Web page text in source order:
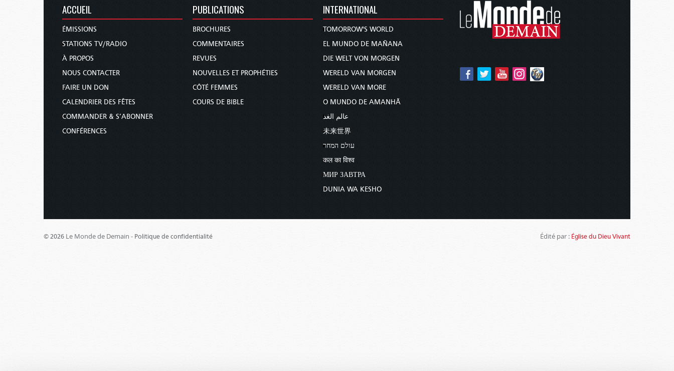
ACCUEIL
ÉMISSIONS
STATIONS TV/RADIO
À PROPOS
NOUS CONTACTER
FAIRE UN DON
CALENDRIER DES FÊTES
COMMANDER & S’ABONNER
CONFÉRENCES
PUBLICATIONS
BROCHURES
COMMENTAIRES
REVUES
NOUVELLES ET PROPHÉTIES
CÔTÉ FEMMES
COURS DE BIBLE
INTERNATIONAL
TOMORROW'S WORLD
EL MUNDO DE MAÑANA
DIE WELT VON MORGEN
WERELD VAN MORGEN
WERELD VAN MORE
O MUNDO DE AMANHÃ
عالم الغد
未来世界
עולם המחר
कल का विश्व
МИР ЗАВТРА
DUNIA WA KESHO
© 2026 Le Monde de Demain - Politique de confidentialité Édité par : Église du Dieu Vivant